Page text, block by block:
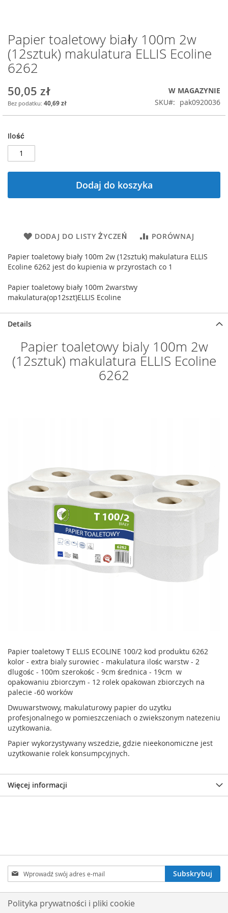
Przejdź
na
początek
galerii
Papier toaletowy biały 100m 2w
(12sztuk) makulatura ELLIS Ecoline
6262
50,05 zł
40,69 zł
W MAGAZYNIE
SKU
pak0920036
Ilość
Dodaj do koszyka
DODAJ DO LISTY ŻYCZEŃ PORÓWNAJ
Papier toaletowy biały 100m 2w (12sztuk) makulatura ELLIS
Ecoline 6262 jest do kupienia w przyrostach co 1
Papier toaletowy biały 100m 2warstwy
makulatura(op12szt)ELLIS Ecoline
Details
Papier toaletowy bialy 100m 2w
(12sztuk) makulatura ELLIS Ecoline
6262
Papier toaletowy T ELLIS ECOLINE 100/2 kod produktu 6262
kolor - extra bialy surowiec - makulatura ilośc warstw - 2
dlugośc - 100m szerokośc - 9cm średnica - 19cm w
opakowaniu zbiorczym - 12 rolek opakowan zbiorczych na
palecie -60 worków
Dwuwarstwowy, makulaturowy papier do uzytku
profesjonalnego w pomieszczeniach o zwiekszonym natezeniu
uzytkowania.
Papier wykorzystywany wszedzie, gdzie nieekonomiczne jest
uzytkowanie rolek konsumpcyjnych.
Więcej informacji
Subskrybuj
nasz
newsletter:
Subskrybuj
Polityka prywatności i pliki cookie